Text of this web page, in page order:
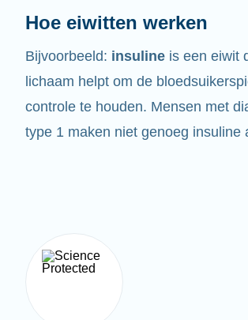
Hoe eiwitten werken
Bijvoorbeeld: insuline is een eiwit
lichaam helpt om de
controle te houden. Mensen met
type 1 maken niet genoeg insuline